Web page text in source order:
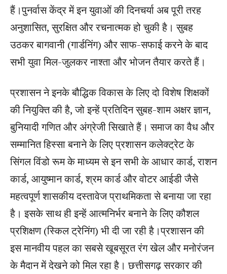
हैं।पुनर्वास केंद्र में इन युवाओं की दिनचर्या अब पूरी तरह
अनुशासित, सुरक्षित और रचनात्मक हो चुकी है। सुबह
उठकर बागवानी (गार्डनिंग) और साफ-सफाई करने के बाद
सभी युवा मिल-जुलकर नाश्ता और भोजन तैयार करते हैं।
प्रशासन ने इनके बौद्धिक विकास के लिए दो विशेष शिक्षकों
की नियुक्ति की है, जो इन्हें प्रतिदिन सुबह-शाम अक्षर ज्ञान,
बुनियादी गणित और अंग्रेजी सिखाते हैं। समाज का वैध और
सम्मानित हिस्सा बनाने के लिए प्रशासन कलेक्ट्रेट के
सिंगल विंडो रूम के माध्यम से इन सभी के आधार कार्ड, राशन
कार्ड, आयुष्मान कार्ड, श्रम कार्ड और वोटर आईडी जैसे
महत्वपूर्ण शासकीय दस्तावेज प्राथमिकता से बनाया जा रहा
है। इसके साथ ही इन्हें आत्मनिर्भर बनाने के लिए कौशल
प्रशिक्षण (स्किल ट्रेनिंग) भी दी जा रही है।प्रशासन की
इस मानवीय पहल का सबसे खूबसूरत रंग खेल और मनोरंजन
के मैदान में देखने को मिल रहा है। छत्तीसगढ़ सरकार की